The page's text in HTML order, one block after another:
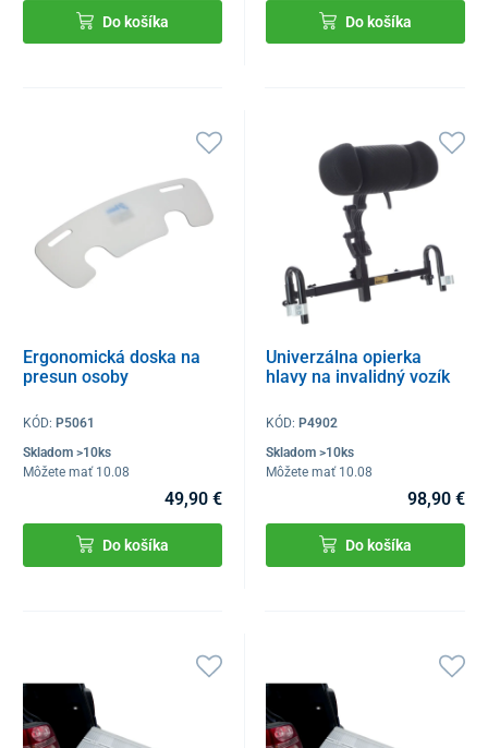
Do košíka Do košíka
Ergonomická doska na
presun osoby
KÓD: P5061
Skladom >10ks
Môžete mať 10.08
49,90 €
Do košíka
Univerzálna opierka
hlavy na invalidný vozík
KÓD:P4902
Skladom >10ks
Môžete mať 10.08
98,90 €
Do košíka